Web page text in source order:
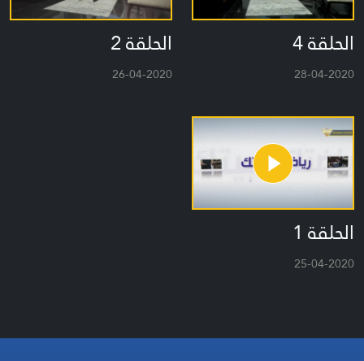
الحلقة 4
28-04-2020
الحلقة 2
26-04-2020
الحلقة 1
25-04-2020